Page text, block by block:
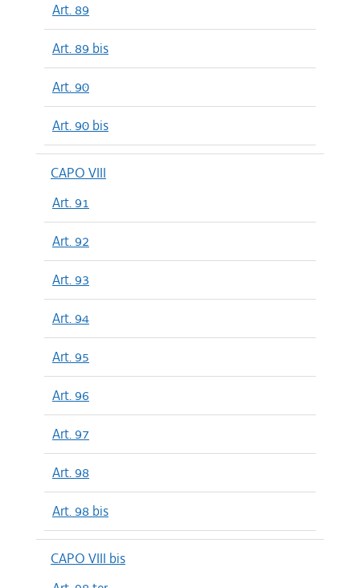
Art. 89
Art. 89 bis
Art. 90
Art. 90 bis
CAPO VIII
Art. 91
Art. 92
Art. 93
Art. 94
Art. 95
Art. 96
Art. 97
Art. 98
Art. 98 bis
CAPO VIII bis